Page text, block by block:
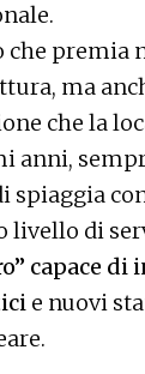
che premia
ma
che la
anni,
spiaggia
livello di
capace di
e nuovi